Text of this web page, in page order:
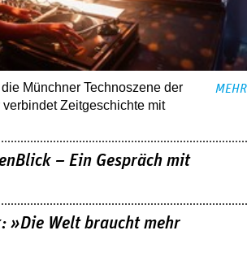
Münchner Technoszene der
Zeitgeschichte mit
MEHR
– Ein Gespräch mit
»Die Welt braucht mehr